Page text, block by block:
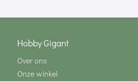
Hobby Gigant
Over ons
Onze winkel